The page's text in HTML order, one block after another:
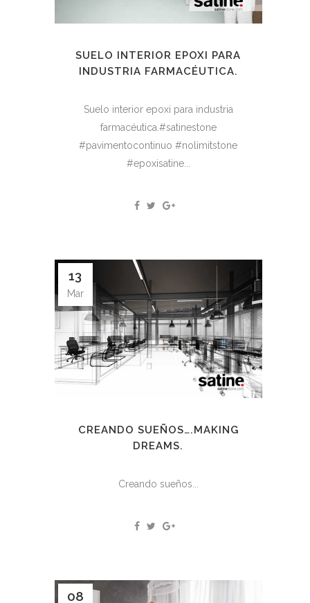
SUELO INTERIOR EPOXI PARA
INDUSTRIA FARMACÉUTICA.
Suelo interior epoxi para industria
farmacéutica.#satinestone
#pavimentocontinuo #nolimitstone
#epoxisatine...
13
Mar
CREANDO SUEÑOS….MAKING
DREAMS.
Creando sueños...
08